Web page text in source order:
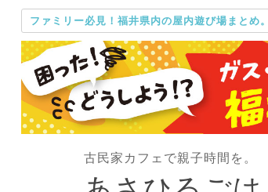
ファミリー必見！福井県内の屋内遊び場まとめ
古民家カフェで親子時間を。